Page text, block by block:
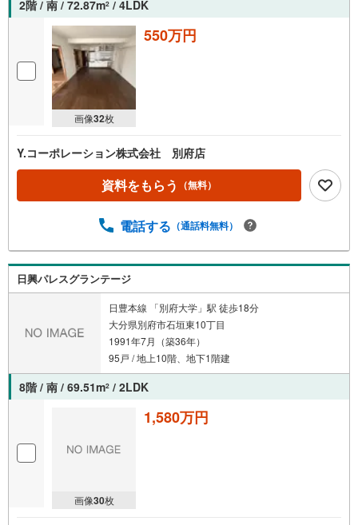
2階 / 南 / 72.87m2 / 4LDK
画像32枚
550万円
Y.コーポレーション株式会社 別府店
資料をもらう （無料）
電話する （通話料無料）
日興パレスグランテージ
日豊本線 「別府大学」駅 徒歩18分
大分県別府市石垣東10丁目
1991年7月（築36年）
95戸 / 地上10階、地下1階建
8階 / 南 / 69.51m2 / 2LDK
画像30枚
1,580万円